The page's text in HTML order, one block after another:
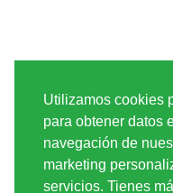
Utilizamos cookies
para obtener datos
navegación de
marketing
servicios. Tienes